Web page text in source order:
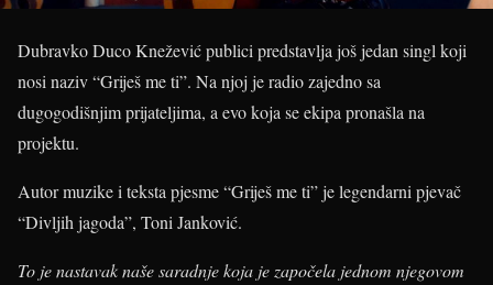
Dubravko Duco Knežević publici predstavlja još jedan singl koji
nosi naziv “Griješ me ti”. Na njoj je radio zajedno sa
dugogodišnjim prijateljima, a evo koja se ekipa pronašla na
projektu.
Autor muzike i teksta pjesme “Griješ me ti” je legendarni pjevač
“Divljih jagoda”, Toni Janković.
To je nastavak naše saradnje koja je započela jednom njegovom